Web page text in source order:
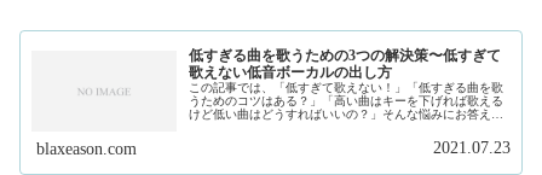
低すぎる曲を歌うための3つの解決策〜低すぎて
歌えない低音ボーカルの出し方
この記事では、「低すぎて歌えない！」「低すぎる曲を歌
うためのコツはある？」「高い曲はキーを下げれば歌える
けど低い曲はどうすればいいの？」そんな悩みにお答えし
blaxeason.com 2021.07.23